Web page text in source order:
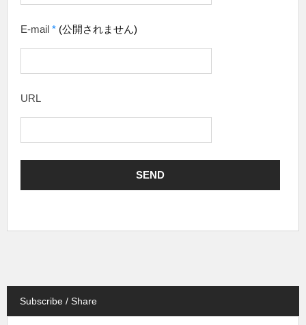
E-mail * (公開されません)
URL
Subscribe / Share